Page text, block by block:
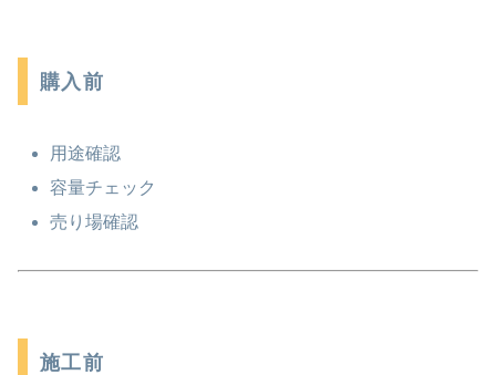
購入前
用途確認
容量チェック
売り場確認
施工前